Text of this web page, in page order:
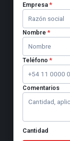
Empresa *
Nombre *
Teléfono *
Comentarios
Cantidad